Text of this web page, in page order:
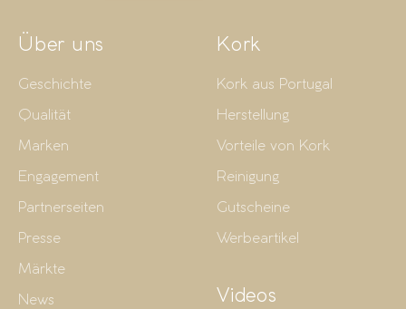
Über uns
Geschichte
Qualität
Marken
Engagement
Partnerseiten
Presse
Märkte
News
Kork
Kork aus Portugal
Herstellung
Vorteile von Kork
Reinigung
Gutscheine
Werbeartikel
Videos